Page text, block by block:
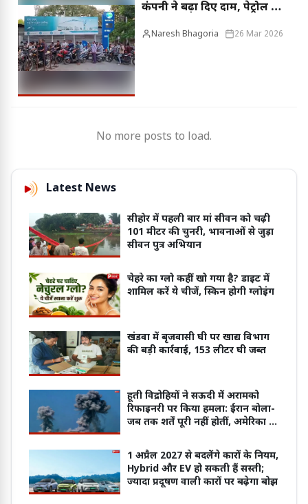
कंपनी ने बढ़ा दिए दाम, पेट्रोल की
कीमतों में 5 रुपए, डीजल में 3
Naresh Bhagoria 26 Mar 2026
No more posts to load.
Latest News
सीहोर में पहली बार मां सीवन को चढ़ी
101 मीटर की चुनरी, भावनाओं से जुड़ा
सीवन पुत्र अभियान
चेहरे का ग्लो कहीं खो गया है? डाइट में
शामिल करें ये चीजें, स्किन होगी ग्लोइंग
खंडवा में बृजवासी घी पर खाद्य विभाग
की बड़ी कार्रवाई, 153 लीटर घी जब्त
हूती विद्रोहियों ने सऊदी में अरामको
रिफाइनरी पर किया हमला: ईरान बोला-
जब तक शर्तें पूरी नहीं होतीं, अमेरिका से
1 अप्रैल 2027 से बदलेंगे कारों के नियम,
Hybrid और EV हो सकती हैं सस्ती;
ज्यादा प्रदूषण वाली कारों पर बढ़ेगा बोझ